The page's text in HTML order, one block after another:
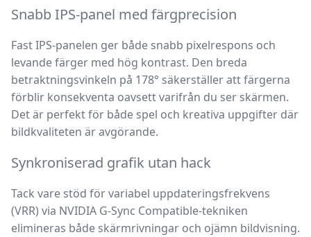
Snabb IPS-panel med färgprecision
Fast IPS-panelen ger både snabb pixelrespons och
levande färger med hög kontrast. Den breda
betraktningsvinkeln på 178° säkerställer att färgerna
förblir konsekventa oavsett varifrån du ser skärmen.
Det är perfekt för både spel och kreativa uppgifter där
bildkvaliteten är avgörande.
Synkroniserad grafik utan hack
Tack vare stöd förvariabel uppdateringsfrekvens
(VRR) via NVIDIA G-Sync Compatible-tekniken
elimineras både skärmrivningar och ojämn bildvisning.